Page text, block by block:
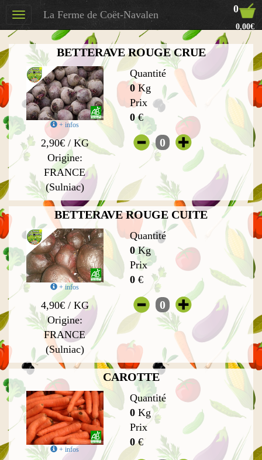
Toggle
navigation
La Ferme de Coët-Navalen 0
0,00€
BETTERAVE ROUGE CRUE
+ infos
2,90€ / KG
Origine:
FRANCE
(Sulniac)
Quantité
0Kg
Prix
0€
0
BETTERAVE ROUGE CUITE
+ infos
4,90€ / KG
Origine:
FRANCE
(Sulniac)
Quantité
0Kg
Prix
0€
0
CAROTTE
+ infos
Quantité
0Kg
Prix
0€